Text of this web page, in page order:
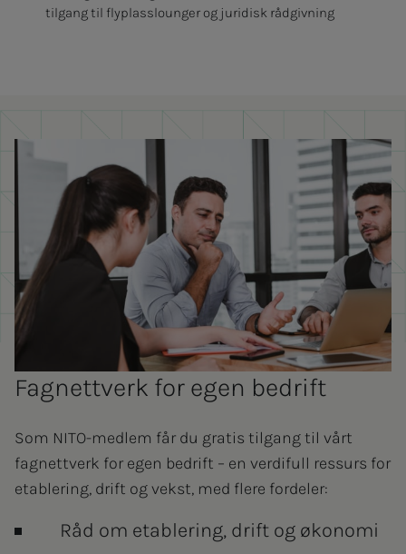
tilgang til flyplasslounger og juridisk rådgivning
Fagnettverk for egen bedrift
Som NITO-medlem får du gratis tilgang til vårt
fagnettverk for egen bedrift – en verdifull ressurs for
etablering, drift og vekst, med flere fordeler:
Råd om etablering, drift og økonomi